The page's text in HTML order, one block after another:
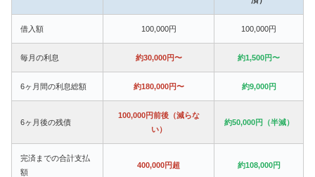
借入額 100,000円 100,000円
毎月の利息 約30,000円〜 約1,500円〜
6ヶ月間の利息総額 約180,000円〜 約9,000円
6ヶ月後の残債
100,000円前後（減らな
い）
約50,000円（半減）
完済までの合計支払
額
400,000円超 約108,000円